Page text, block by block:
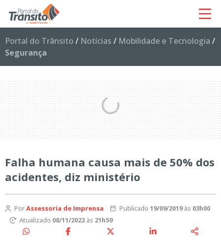
Portal do Trânsito / Notícias / Mobilidade e Tecnologia /
Segurança
Falha humana causa mais de 50% dos
acidentes, diz ministério
PorAssessoria de Imprensa Publicado 19/09/2019às 03h00
Atualizado 08/11/2022às 21h59